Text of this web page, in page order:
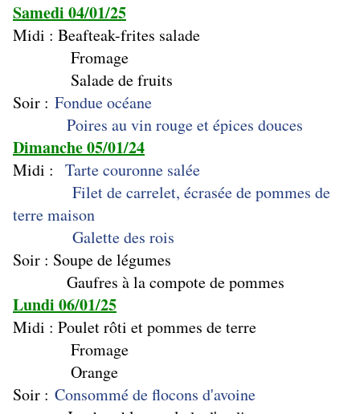
Samedi 04/01/25
Midi : Beafteak-frites salade
Fromage
Salade de fruits
Soir : Fondue océane
Poires au vin rouge et épices douces
Dimanche 05/01/24
Midi : Tarte couronne salée
Filet de carrelet, écrasée de pommes de
terre maison
Galette des rois
Soir : Soupe de légumes
Gaufres à la compote de pommes
Lundi 06/01/25
Midi : Poulet rôti et pommes de terre
Fromage
Orange
Soir : Consommé de flocons d'avoine